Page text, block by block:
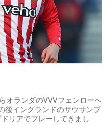
オランダのVVVフェンローへ
後イングランドのサウサンプ
リアでプレーしてきまし